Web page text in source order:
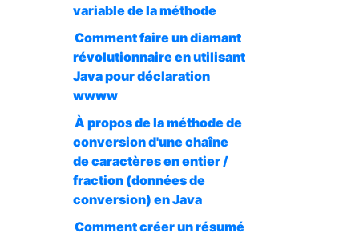
variable de la méthode
Comment faire un diamant
révolutionnaire en utilisant
Java pour déclaration
wwww
À propos de la méthode de
conversion d'une chaîne
de caractères en entier /
fraction (données de
conversion) en Java
Comment créer un résumé